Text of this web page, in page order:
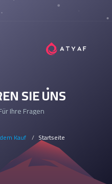
SIE UNS
Ihre Fragen
Startseite
Kontaktieren Sie uns vor dem Kauf